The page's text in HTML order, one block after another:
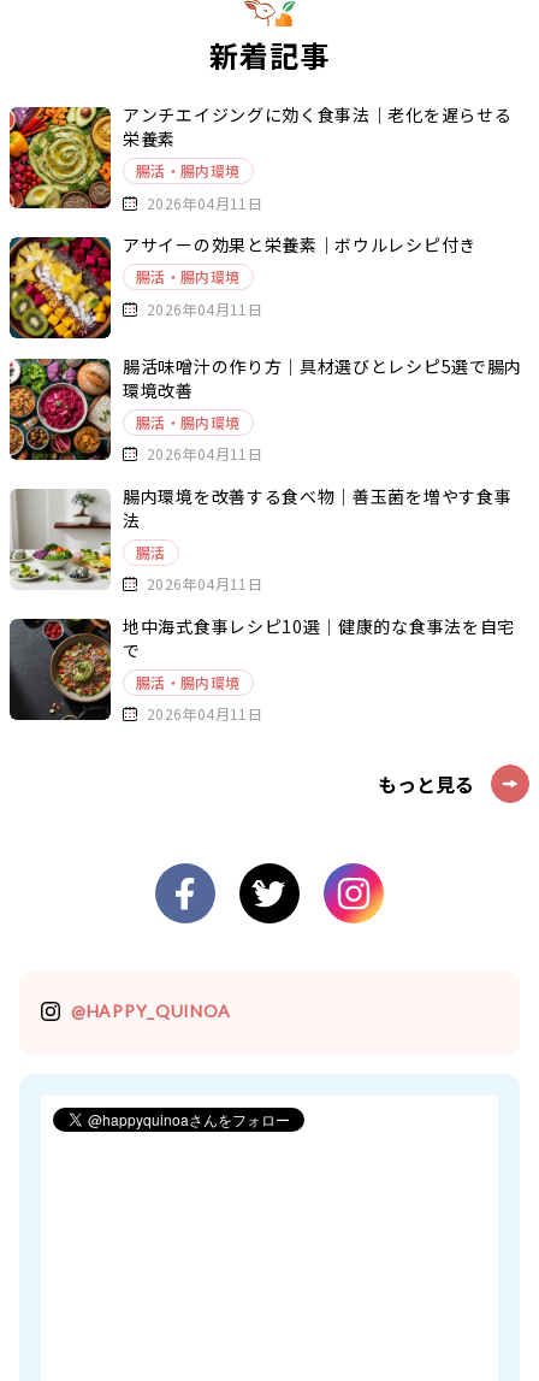
新着記事
アンチエイジングに効く食事法｜老化を遅らせる
栄養素
腸活・腸内環境
2026年04月11日
アサイーの効果と栄養素｜ボウルレシピ付き
腸活・腸内環境
2026年04月11日
腸活味噌汁の作り方｜具材選びとレシピ5選で腸内
環境改善
腸活・腸内環境
2026年04月11日
腸内環境を改善する食べ物｜善玉菌を増やす食事
法
腸活
2026年04月11日
地中海式食事レシピ10選｜健康的な食事法を自宅
で
腸活・腸内環境
2026年04月11日
もっと見る
@HAPPY_QUINOA